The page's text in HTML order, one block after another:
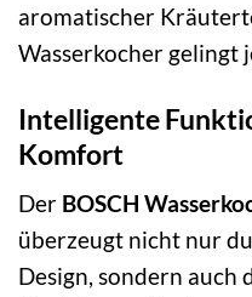
aromatischer
Wasserkocher gelingt
Intelligente
Komfort
Der BOSCH
überzeugt nicht nur
Design, sondern auch